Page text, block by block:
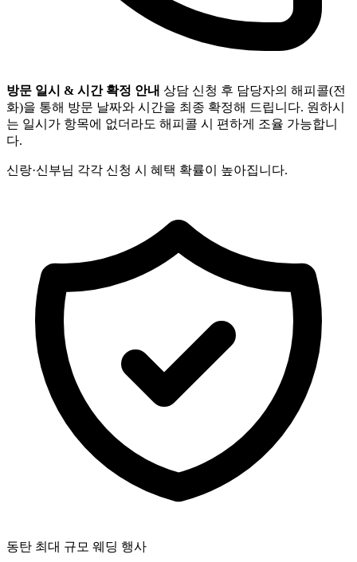
방문 일시 & 시간 확정 안내 상담 신청 후 담당자의 해피콜(전
화)을 통해 방문 날짜와 시간을 최종 확정해 드립니다. 원하시
는 일시가 항목에 없더라도 해피콜 시 편하게 조율 가능합니
다.
신랑·신부님 각각 신청 시 혜택 확률이 높아집니다.
동탄 최대 규모 웨딩 행사